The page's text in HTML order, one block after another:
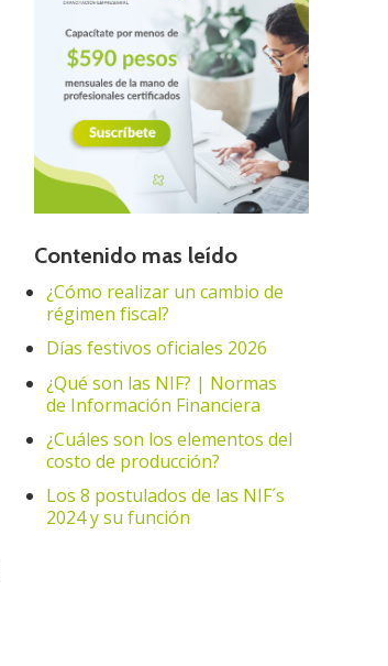
Contenido mas leído
¿Cómo realizar un cambio de
régimen fiscal?
Días festivos oficiales 2026
¿Qué son las NIF? | Normas
de Información Financiera
¿Cuáles son los elementos del
costo de producción?
Los 8 postulados de las NIF´s
2024 y su función